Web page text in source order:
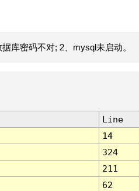
库密码不对; 2、mysql未启动。
Line
14
324
211
62